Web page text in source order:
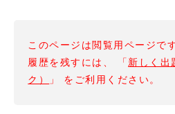
このページは閲覧用ページです
履歴を残すには、 「 新しく出
ク）
」 をご利用ください。